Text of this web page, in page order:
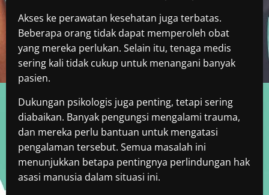
Akses ke perawatan kesehatan juga terbatas.
Beberapa orang tidak dapat memperoleh obat
yang mereka perlukan. Selain itu, tenaga medis
sering kali tidak cukup untuk menangani banyak
pasien.
Dukungan psikologis juga penting, tetapi sering
diabaikan. Banyak pengungsi mengalami trauma,
dan mereka perlu bantuan untuk mengatasi
pengalaman tersebut. Semua masalah ini
menunjukkan betapa pentingnya perlindungan hak
asasi manusia dalam situasi ini.